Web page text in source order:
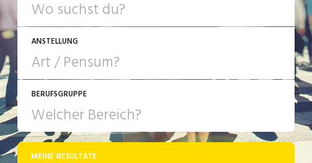
ANSTELLUNG
JOB-TYP
Festanstellung
BERUFSGRUPPE
MEINE RESULTATE